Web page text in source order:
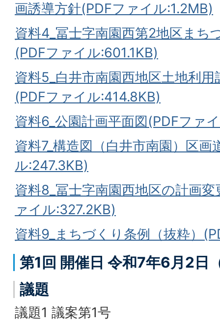
画誘導方針(PDFファイル:1.2MB)
資料4_冨士字南園西第2地区まち
(PDFファイル:601.1KB)
資料5_白井市南園西地区土地利
(PDFファイル:414.8KB)
資料6_公園計画平面図(PDFファ
資料7_構造図（白井市南園）区画
ル:247.3KB)
資料8_冨士字南園西地区の計画
ァイル:327.2KB)
資料9_まちづくり条例（抜粋）
第1回 開催日 令和7年6月2日
議題
議題1 議案第1号